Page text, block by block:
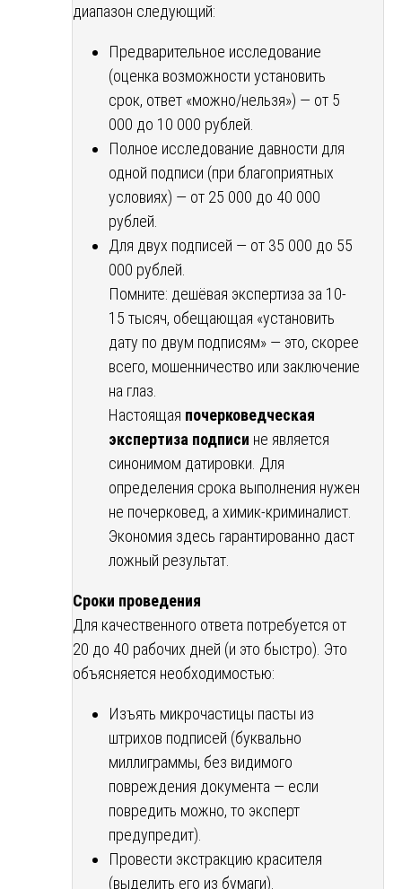
диапазон следующий:
Предварительное исследование
(оценка возможности установить
срок, ответ «можно/нельзя») — от 5
000 до 10 000 рублей.
Полное исследование давности для
одной подписи (при благоприятных
условиях) — от 25 000 до 40 000
рублей.
Для двух подписей — от 35 000 до 55
000 рублей.
Помните: дешёвая экспертиза за 10-
15 тысяч, обещающая «установить
дату по двум подписям» — это, скорее
всего, мошенничество или заключение
на глаз.
Настоящая почерковедческая
экспертиза подписи не является
синонимом датировки. Для
определения срока выполнения нужен
не почерковед, а химик-криминалист.
Экономия здесь гарантированно даст
ложный результат.
Сроки проведения
Для качественного ответа потребуется от
20 до 40 рабочих дней (и это быстро). Это
объясняется необходимостью:
Изъять микрочастицы пасты из
штрихов подписей (буквально
миллиграммы, без видимого
повреждения документа — если
повредить можно, то эксперт
предупредит).
Провести экстракцию красителя
(выделить его из бумаги).